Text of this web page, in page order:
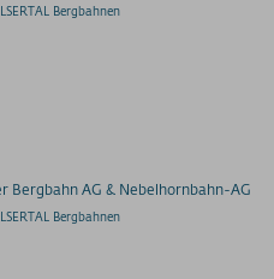
Bergbahnen
Bergbahn AG & Nebelhornbahn-AG
Bergbahnen